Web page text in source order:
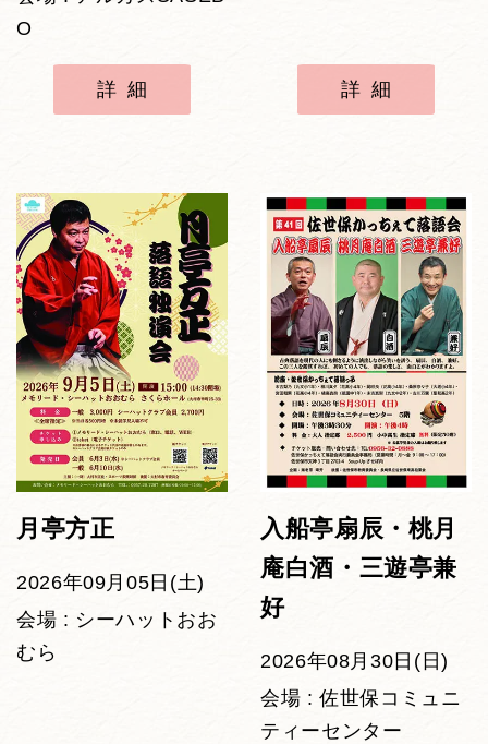
O
詳細 詳細
月亭方正
2026年09月05日(土)
会場 : シーハットおお
むら
入船亭扇辰・桃月
庵白酒・三遊亭兼
好
2026年08月30日(日)
会場 : 佐世保コミュニ
ティーセンター